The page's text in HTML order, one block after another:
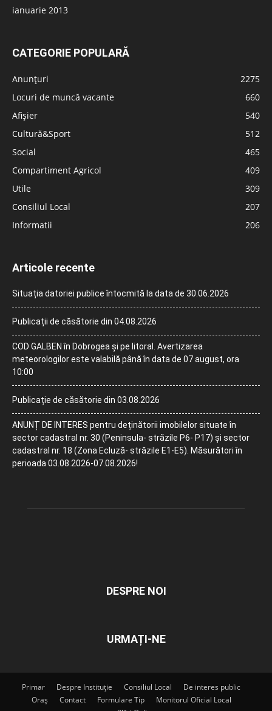
ianuarie 2013
CATEGORIE POPULARĂ
Anunțuri
2275
Locuri de muncă vacante
660
Afișier
540
Cultură&Sport
512
Social
465
Compartiment Agricol
409
Utile
309
Consiliul Local
207
Informatii
206
Articole recente
Situația datoriei publice întocmită la data de 30.06.2026
Publicații de căsătorie din 04.08.2026
COD GALBEN în Dobrogea și pe litoral. Avertizarea
meteorologilor este valabilă până în data de 07 august, ora
10:00
Publicație de căsătorie din 03.08.2026
ANUNȚ DE INTERES pentru deținătorii imobilelor situate în
sector cadastral nr. 30 (Peninsula- străzile P6- P17) și sector
cadastral nr. 18 (Zona Ecluză- străzile E1-E5). Măsurători în
perioada 03.08.2026-07.08.2026!
DESPRE NOI
URMAȚI-NE
Primar Despre Instituție Consiliul Local
De interes public
Oraș
Contact Formulare Tip
Monitorul Oficial Local